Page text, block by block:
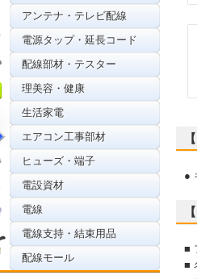
アンテナ・テレビ配線
電源タップ・延長コード
配線部材・テスター
理美容・健康
生活家電
エアコン工事部材
ヒューズ・端子
電設資材
電線
電線支持・結束用品
配線モール
●
■
■